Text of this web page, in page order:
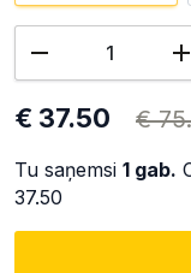
€ 37.50 €
Tu saņemsi 1 gab.
37.50